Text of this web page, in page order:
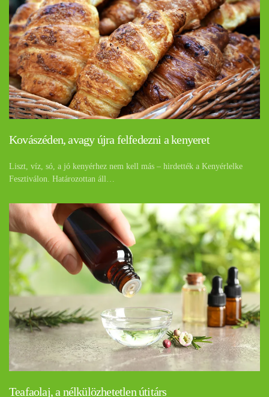
Kovászéden, avagy újra felfedezni a kenyeret
Liszt, víz, só, a jó kenyérhez nem kell más – hirdették a Kenyérlelke
Fesztiválon. Határozottan áll…
Teafaolaj, a nélkülözhetetlen útitárs